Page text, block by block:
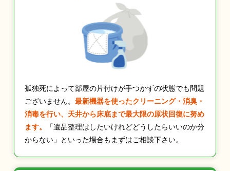
孤独死によって部屋の片付けが手つかずの状態でも問題
ございません。 最新機器を使ったクリーニング・消臭・
消毒を行い、天井から床底まで最大限の原状回復に努め
ます。
「遺品整理はしたいけれどどうしたらいいのか分
からない」といった場合もまずはご相談下さい。